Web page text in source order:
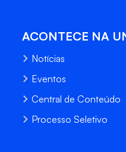
ACONTECE NA
Notícias
Eventos
Central de Conteúdo
Processo Seletivo